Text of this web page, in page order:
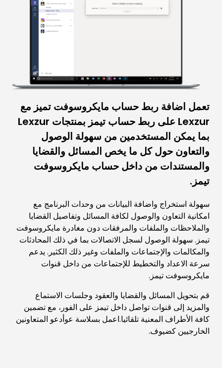
تعمل اضافة ربط حساب مايكروسوفت تميز مع
Lexzur على ربط حساب تيمز بمنتجات Lexzur
بما يمكن المستخدمين من سهولة الوصول
والتعاون حول كل ما يخص المسائل والقضايا
والمستندات من داخل حساب مايكروسوفت
تيمز.
سهولة استخراج واضافة البيانات من وحدات البرنامج مع
امكانية التعاون والوصول لكافة المسائل وتفاصيل القضايا
والملاحظات والملفات والمرفقات دون مغادرة مايكروسوفت
تيمز. سهولة الوصول لسجل الاتصالات بما في ذلك المحادثات
والمكالمات والإجتماعات والملفات وغير ذلك الكثير. يدعم
سرعة الاعداد والتخطيط للإجتماعات من داخل قنوات
مايكروسوفت تيمز.
قم بتحويل المسائل والقضايا والعقود وجلسات الاستماع
والمزيد إلى قنوات تواصل داخل تيمز على الفور، مع تضمين
كافة الأطراف المعنية تلقائيا.اعمل بسلاسة عوأدعو المتعاونين
الخارجيين كضيوف.